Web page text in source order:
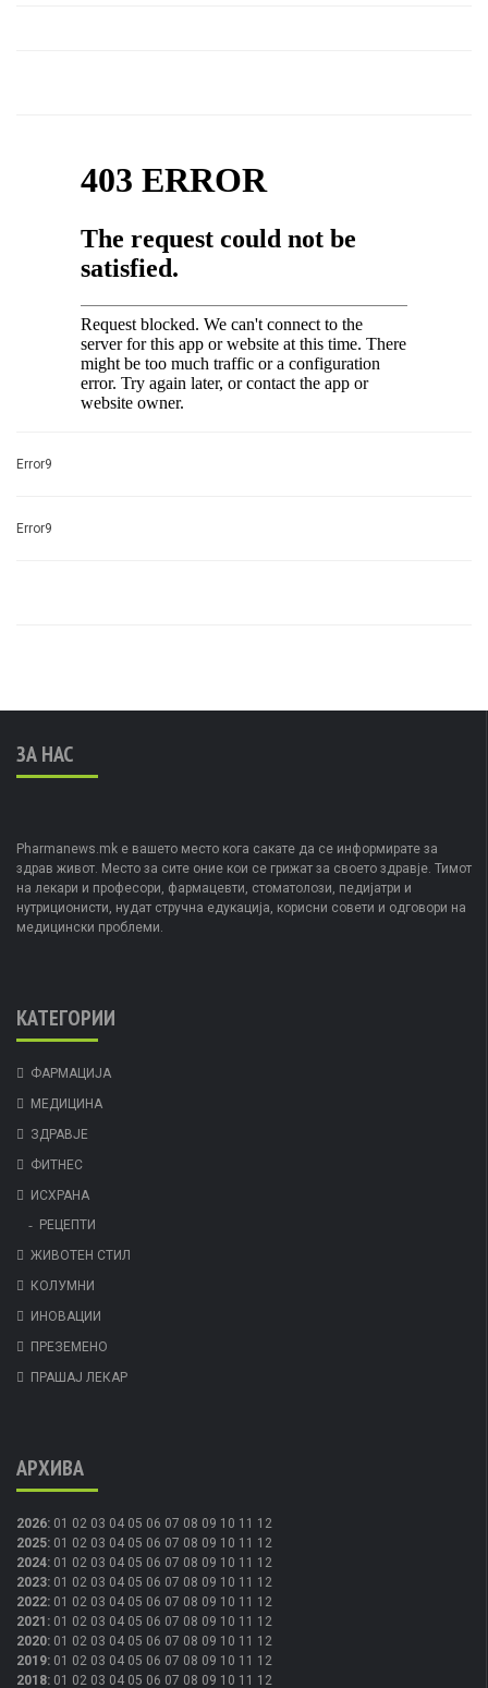
Error9
Error9
ЗА НАС
Pharmanews.mk е вашето место кога сакате да се информирате за
здрав живот. Место за сите оние кои се грижат за своето здравје. Тимот
на лекари и професори, фармацевти, стоматолози, педијатри и
нутриционисти, нудат стручна едукација, корисни совети и одговори на
медицински проблеми.
КАТЕГОРИИ
ФАРМАЦИЈА
МЕДИЦИНА
ЗДРАВЈЕ
ФИТНЕС
ИСХРАНА
РЕЦЕПТИ
ЖИВОТЕН СТИЛ
КОЛУМНИ
ИНОВАЦИИ
ПРЕЗЕМЕНО
ПРАШАЈ ЛЕКАР
АРХИВА
2026: 01 02 03 04 05 06 07 08 09 10 11 12
2025: 01 02 03 04 05 06 07 08 09 10 11 12
2024: 01 02 03 04 05 06 07 08 09 10 11 12
2023: 01 02 03 04 05 06 07 08 09 10 11 12
2022: 01 02 03 04 05 06 07 08 09 10 11 12
2021 : 01 02 03 04 05 06 07 08 09 10 11 12
2020: 01 02 03 04 05 06 07 08 09 10 11 12
2019: 01 02 03 04 05 06 07 08 09 10 11 12
2018: 01 02 03 04 05 06 07 08 09 10 11 12